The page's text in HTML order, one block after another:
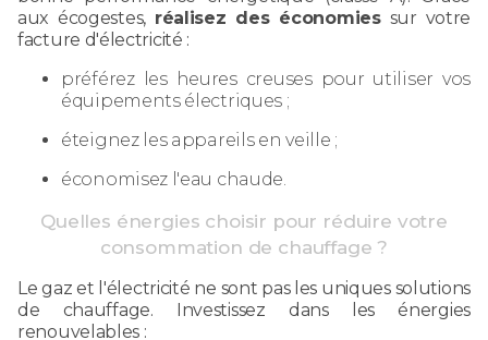
aux écogestes, réalisez des économiessur votre
facture d'électricité :
préférez les heures creuses pour utiliser vos
équipements électriques ;
éteignez les appareils en veille ;
économisez l'eau chaude.
Quelles énergies choisir pour réduire votre
consommation de chauffage ?
Le gaz et l'électricité ne sont pas les uniques solutions
de chauffage. Investissez dans les énergies
renouvelables :